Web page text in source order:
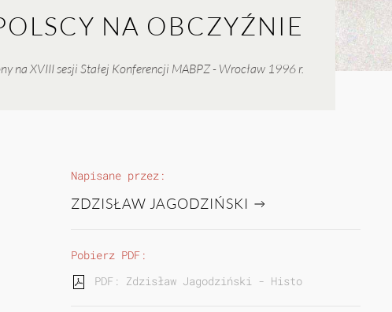
NA OBCZYŹNIE
na XVIII sesji Stałej Konferencji MABPZ - Wrocław 1996 r.
Napisane przez:
ZDZISŁAW JAGODZIŃSKI
Pobierz PDF:
PDF: Zdzisław Jagodziński - Historycy polscy